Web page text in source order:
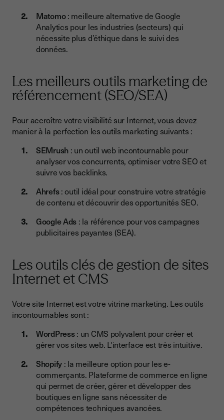
Matomo: meilleure alternative de Google
Analytics pour les industries (secteurs) qui
nécessite plus d’éthique dans le suivi des
données.
Les meilleurs outils marketing de
référencement (SEO/SEA)
Pour accroître votre visibilité sur Internet, vous devez
manier à la perfection les outils marketing suivants :
SEMrush : un outil web incontournable pour
analyser vos concurrents, optimiser votre SEO et
suivre vos backlinks.
Ahrefs: outil idéal pour construire votre stratégie
de contenu et découvrir des opportunités SEO.
Google Ads : la référence pour vos campagnes
publicitaires payantes (SEA).
Les outils clés de gestion de sites
Internet et CMS
Votre site Internet est votre vitrine marketing. Les outils
incontournables sont :
WordPress: un CMS polyvalent pour créer et
gérer vos sites web. L'interface est très intuitive.
Shopify : la meilleure option pour les e-
commerçants. Plateforme de commerce en ligne
qui permet de créer, gérer et développer des
boutiques en ligne sans nécessiter de
compétences techniques avancées.